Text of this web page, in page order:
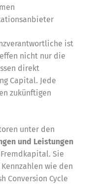
ist
nicht nur die
direkt
Capital. Jede
zukünftigen
unter den
und Leistungen
Sie
wie den
Conversion Cycle